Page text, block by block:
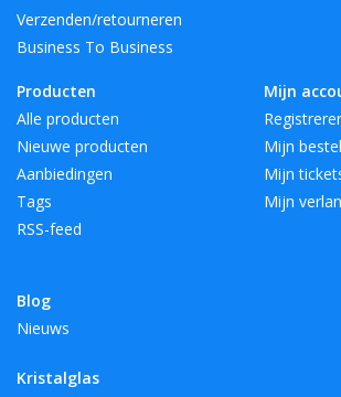
Verzenden/retourneren
Business To Business
Producten
Alle producten
Nieuwe producten
Aanbiedingen
Tags
RSS-feed
Blog
Nieuws
Mijn
Mijn
Mijn
Mijn
Kristalglas